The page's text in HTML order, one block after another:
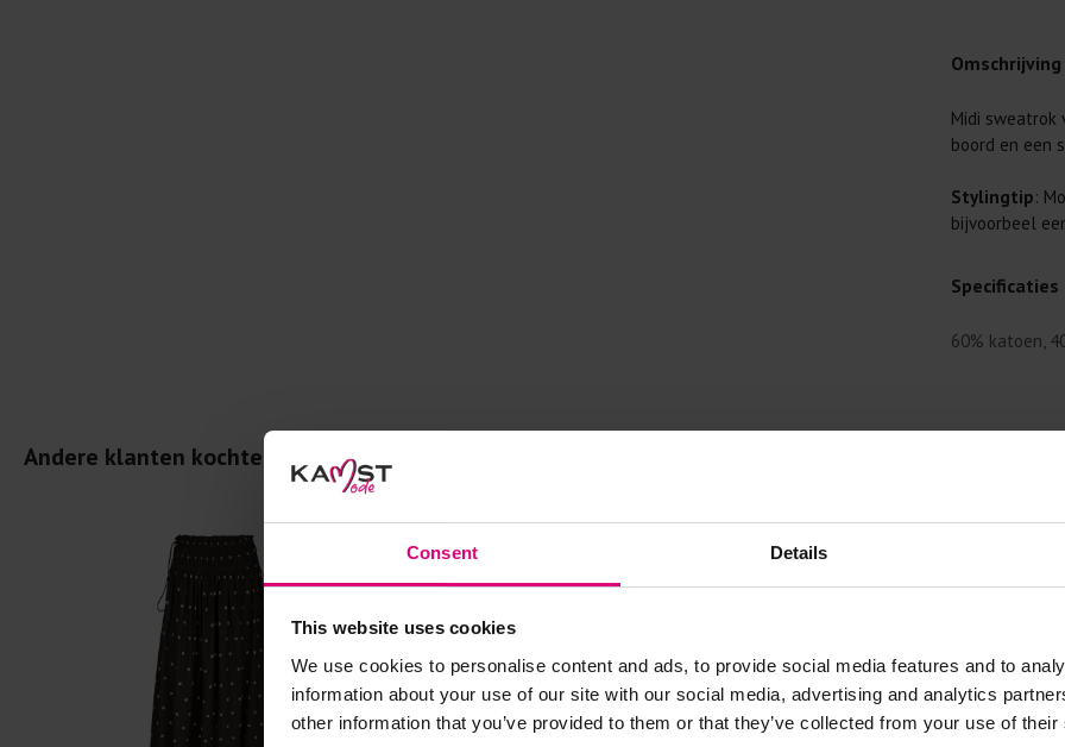
Consent Details
This website uses cookies
We use cookies to personalise content and ads, to provide social media features and to
information about your use of our site with our social media, advertising and analytics
other information that you’ve provided to them or that they’ve collected from your use of
Je wilt
Daarom
Lees altijd
Was
Wees
Was zo
kreuken/
Gebreide
Allereerst:
Was in de
voorkomt
Omschrijving
Midi sweatrok
boord en een
Stylingtip:
bijvoorbeel
Specificaties
60% katoen,
Andere klanten kochten dit ook
- 40%